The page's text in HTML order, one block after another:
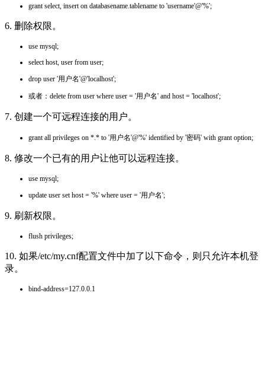
grant select, insert on databasename.tablename to 'username'@'%';
6. 删除权限。
use mysql;
select host, user from user;
drop user '用户名'@'localhost';
或者：delete from user where user = '用户名' and host = 'localhost';
7. 创建一个可远程连接的用户。
grant all privileges on *.* to '用户名'@'%' identified by '密码' with grant option;
8. 修改一个已有的用户让他可以远程连接。
use mysql;
update user set host = '%' where user = '用户名';
9. 刷新权限。
flush privileges;
10. 如果/etc/my.cnf配置文件中加了以下命令，则只允许本机登
录。
bind-address=127.0.0.1